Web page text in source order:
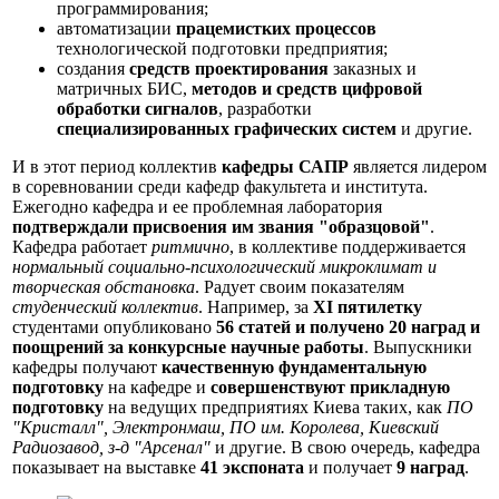
программирования;
автоматизации працемистких процессов
технологической подготовки предприятия;
создания средств проектирования заказных и
матричных БИС, методов и средств цифровой
обработки сигналов, разработки
специализированных графических систем и другие.
И в этот период коллектив кафедры САПР является лидером
в соревновании среди кафедр факультета и института.
Ежегодно кафедра и ее проблемная лаборатория
подтверждали присвоения им звания "образцовой".
Кафедра работает ритмично, в коллективе поддерживается
нормальный социально-психологический микроклимат и
творческая обстановка. Радует своим показателям
студенческий коллектив. Например, за XI пятилетку
студентами опубликовано 56 статей и получено 20 наград и
поощрений за конкурсные научные работы. Выпускники
кафедры получают качественную фундаментальную
подготовку на кафедре и совершенствуют прикладную
подготовку на ведущих предприятиях Киева таких, как ПО
"Кристалл", Электронмаш, ПО им. Королева, Киевский
Радиозавод, з-д "Арсенал" и другие. В свою очередь, кафедра
показывает на выставке 41 экспоната и получает 9 наград.